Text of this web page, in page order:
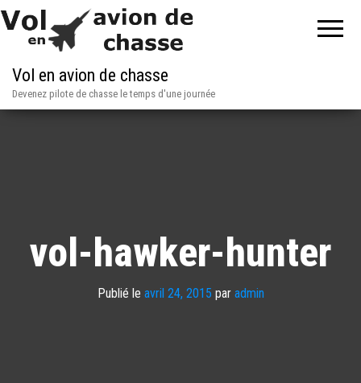
Vol en avion de chasse
Devenez pilote de chasse le temps d'une journée
vol-hawker-hunter
Publié le avril 24, 2015 par admin